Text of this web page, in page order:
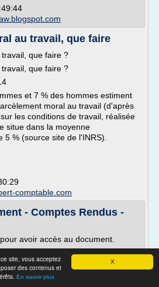
X
site, vous acceptez
des contenus et
En savoir plus
au travail, que faire
que faire ?
que faire ?
et 7 % des hommes estiment
moral au travail (d'après
les conditions de travail, réalisée
situe dans la moyenne
% (source site de l'INRS).
comptable.com
- Comptes Rendus -
avoir accès au document.
violence au travail